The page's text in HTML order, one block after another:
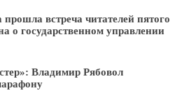
встреча читателей пятого
о государственном управлении
Владимир Рябовол